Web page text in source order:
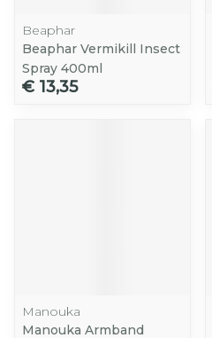
Beaphar
Beaphar Vermikill Insect
Spray 400ml
€ 13,35
Manouka
Manouka Armband